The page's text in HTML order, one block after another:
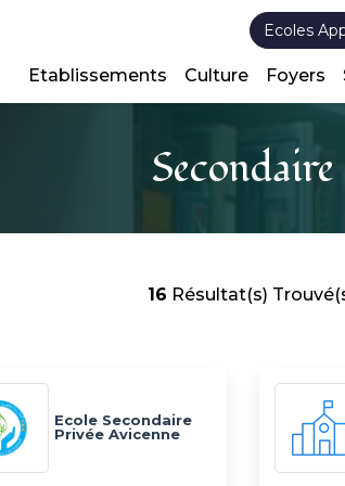
Ecoles
Etablissements Culture Foyers
Secondaire
16 Résultat(s)
Ecole Secondaire
Privée Avicenne